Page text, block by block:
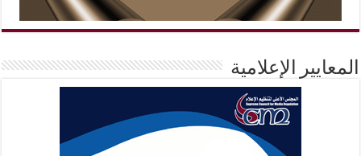
المعايير الإعلامية